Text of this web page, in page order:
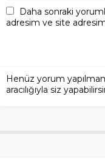
Daha sonraki
adresim ve site
Henüz yorum
aracılığıyla siz